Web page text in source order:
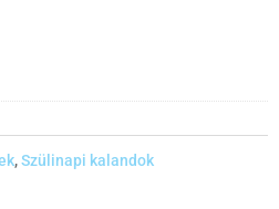
,Szülinapi kalandok